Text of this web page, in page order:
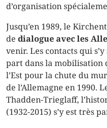
d’organisation
Jusqu’en 1989, le
de dialogue avec les
venir. Les contacts qui
part dans la mobilisation
l’Est pour la chute du
de l’Allemagne en 1990.
Thadden-Trieglaff,
(1932-2015) s’y est très